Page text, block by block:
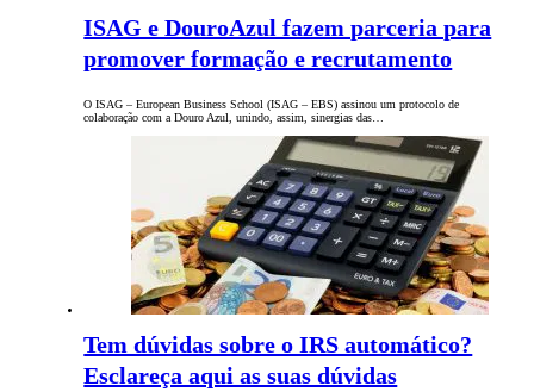
ISAG e DouroAzul fazem parceria para
promover formação e recrutamento
O ISAG – European Business School (ISAG – EBS) assinou um protocolo de
colaboração com a Douro Azul, unindo, assim, sinergias das…
Tem dúvidas sobre o IRS automático?
Esclareça aqui as suas dúvidas